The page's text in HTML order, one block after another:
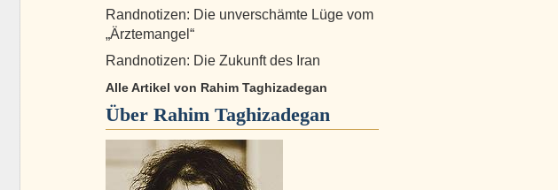
Randnotizen: Die unverschämte Lüge vom
„Ärztemangel“
Randnotizen: Die Zukunft des Iran
Alle Artikel von Rahim Taghizadegan
Über Rahim Taghizadegan